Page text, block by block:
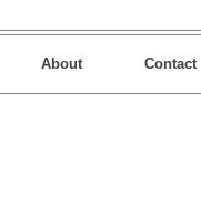
About Contact